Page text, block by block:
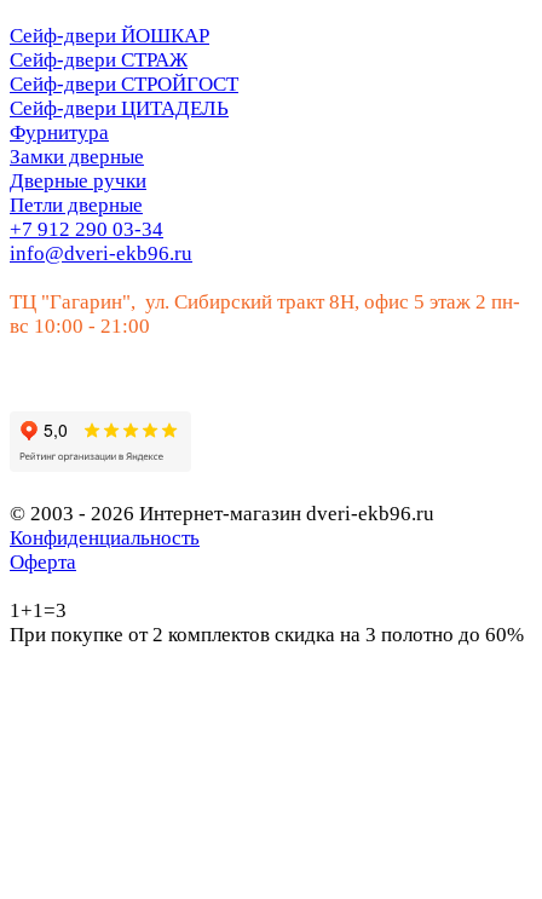
Сейф-двери ЙОШКАР
Сейф-двери СТРАЖ
Сейф-двери СТРОЙГОСТ
Сейф-двери ЦИТАДЕЛЬ
Фурнитура
Замки дверные
Дверные ручки
Петли дверные
+7 912 290 03-34
info@dveri-ekb96.ru
ТЦ "Гагарин", ул. Сибирский тракт 8Н, офис 5 этаж 2 пн-
вс 10:00 - 21:00
© 2003 - 2026 Интернет-магазин dveri-ekb96.ru
Конфиденциальность
Оферта
1+1=3
При покупке от 2 комплектов скидка на 3 полотно до 60%